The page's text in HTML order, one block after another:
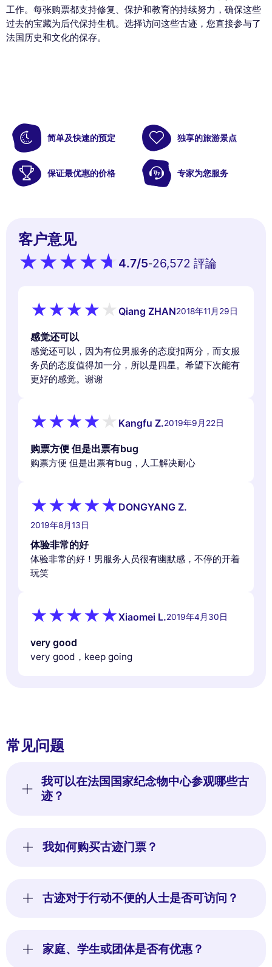
工作。每张购票都支持修复、保护和教育的持续努力，确保这些
过去的宝藏为后代保持生机。选择访问这些古迹，您直接参与了
法国历史和文化的保存。
简单及快速的预定 独享的旅游景点
保证最优惠的价格 专家为您服务
客户意见
4.7/5-26,572 評論
Qiang ZHAN2018年11月29日
感觉还可以
感觉还可以，因为有位男服务的态度扣两分，而女服
务员的态度值得加一分，所以是四星。希望下次能有
更好的感觉。谢谢
Kangfu Z.2019年9月22日
购票方便 但是出票有bug
购票方便 但是出票有bug，人工解决耐心
DONGYANG Z.
2019年8月13日
体验非常的好
体验非常的好！男服务人员很有幽默感，不停的开着
玩笑
Xiaomei L.2019年4月30日
very good
very good，keep going
常见问题
我可以在法国国家纪念物中心参观哪些古
迹？
我如何购买古迹门票？
古迹对于行动不便的人士是否可访问？
家庭、学生或团体是否有优惠？